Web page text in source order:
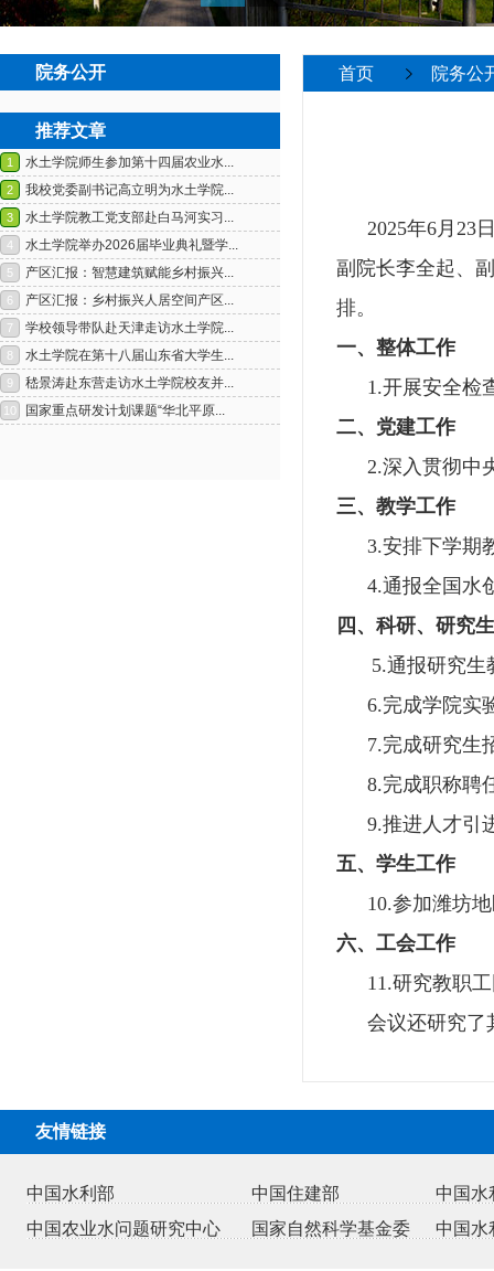
院务公开
推荐文章
首页 院务公
2025年6月 23
副院长李全起、
排。
一、整体工作
1.开展安全检
二、党建工作
2.深入贯彻中
三、教学工作
3.安排下学期
4.通报全国水
四、科研、研究
5.通报研究生
6.完成学院实
7.完成研究生
8.完成职称聘
9.推进人才引
五、学生工作
10.参加潍坊
六、工会工作
11.研究教职
会议还研究了
友情链接
中国水利部 中国住建部
中国水
中国农业水问题研究中心
国家自然科学基金委 中国水